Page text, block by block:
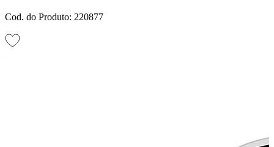
Cod. do Produto: 220877